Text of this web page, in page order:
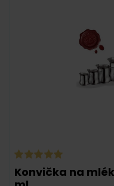
Konvička na